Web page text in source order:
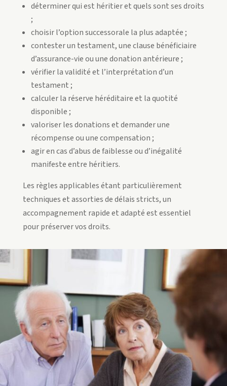
déterminer qui est héritier et quels sont ses droits
;
choisir l’option successorale la plus adaptée ;
contester un testament, une clause bénéficiaire
d’assurance-vie ou une donation antérieure ;
vérifier la validité et l’interprétation d’un
testament ;
calculer la réserve héréditaire et la quotité
disponible ;
valoriser les donations et demander une
récompense ou une compensation ;
agir en cas d’abus de faiblesse ou d’inégalité
manifeste entre héritiers.
Les règles applicables étant particulièrement
techniques et assorties de délais stricts, un
accompagnement rapide et adapté est essentiel
pour préserver vos droits.